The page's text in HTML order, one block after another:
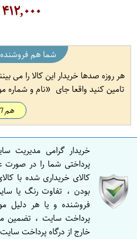
۴۱۲,۰۰۰
شما هم فروشنده
هر روزه صدها خریدار این کالا را می
تامین کنید واقعا جای
نام و شماره
هم
خریدار گرامی مدیریت
پرداختی شما را در
کالای خریداری شده با
بودن ، تفاوت رنگ یا
فروشنده و یا هر دلیل
پرداخت سایت ، تضمین
خارج از درگاه پرداخت